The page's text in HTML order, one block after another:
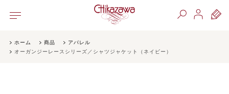
ホーム 商品
アパレル
オーガンジーレースシリーズ／シャツジャケット（ネイビー）